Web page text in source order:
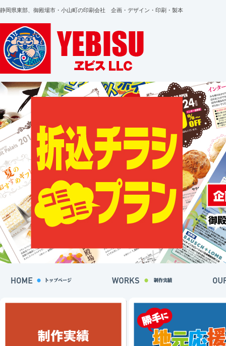
静岡県東部、御殿場市・小山町の印刷会社 企画・デザイン・印刷・製本